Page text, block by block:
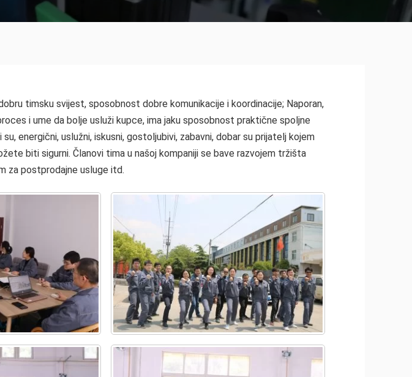
timsku svijest, sposobnost dobre komunikacije i koordinacije; Naporan,
i ume da bolje usluži kupce, ima jaku sposobnost praktične spoljne
energični, uslužni, iskusni, gostoljubivi, zabavni, dobar su prijatelj kojem
biti sigurni. Članovi tima u našoj kompaniji se bave razvojem tržišta
za postprodajne usluge itd.